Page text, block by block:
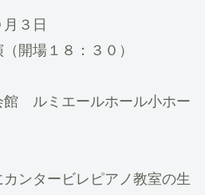
月３日
場１８：３０）
館 ルミエールホール小ホー
ンタービレピアノ教室の生